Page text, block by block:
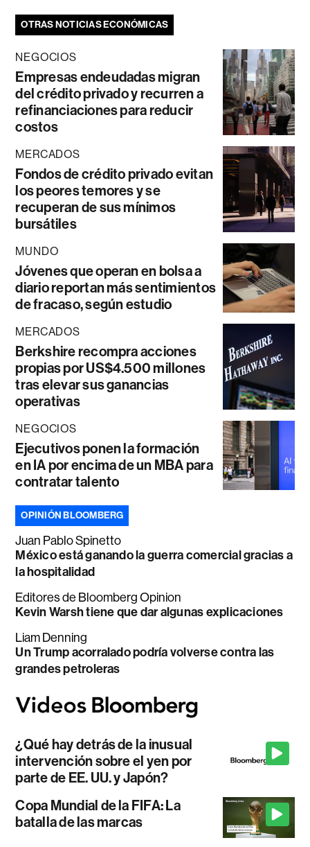
OTRAS NOTICIAS ECONÓMICAS
NEGOCIOS
Empresas endeudadas migran
del crédito privado y recurren a
refinanciaciones para reducir
costos
MERCADOS
Fondos de crédito privado evitan
los peores temores y se
recuperan de sus mínimos
bursátiles
MUNDO
Jóvenes que operan en bolsa a
diario reportan más sentimientos
de fracaso, según estudio
MERCADOS
Berkshire recompra acciones
propias por US$4.500 millones
tras elevar sus ganancias
operativas
NEGOCIOS
Ejecutivos ponen la formación
en IA por encima de un MBA para
contratar talento
OPINIÓN BLOOMBERG
Juan Pablo Spinetto
México está ganando la guerra comercial gracias a
la hospitalidad
Editores de Bloomberg Opinion
Kevin Warsh tiene que dar algunas explicaciones
Liam Denning
Un Trump acorralado podría volverse contra las
grandes petroleras
¿Qué hay detrás de la inusual
intervención sobre el yen por
parte de EE. UU. y Japón?
Copa Mundial de la FIFA: La
batalla de las marcas